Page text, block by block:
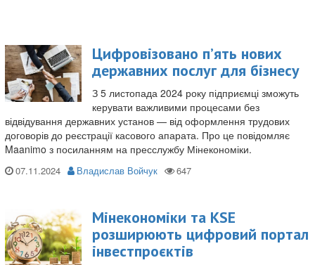
Цифровізовано п’ять нових
державних послуг для бізнесу
З 5 листопада 2024 року підприємці зможуть
керувати важливими процесами без
відвідування державних установ — від оформлення трудових
договорів до реєстрації касового апарата. Про це повідомляє
Maanimo з посиланням на пресслужбу Мінекономіки.
07.11.2024 Владислав Войчук
Мінекономіки та KSE
розширюють цифровий портал
інвестпроєктів